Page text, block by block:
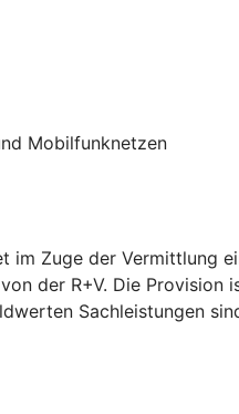
Mobilfunknetzen
im Zuge der Vermittlung
der R+V. Die
Sachleistungen